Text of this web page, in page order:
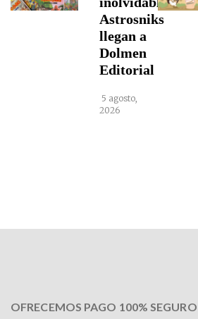
Astrosniks
llegan a
Dolmen
Editorial
5 agosto,
2026
OFRECEMOS PAGO 100% SEGURO